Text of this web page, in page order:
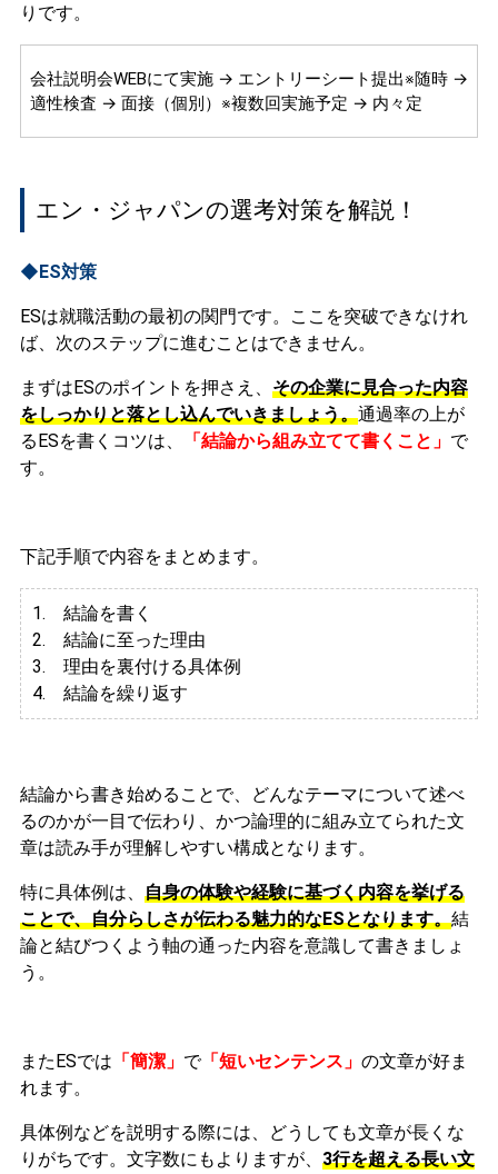
りです。
会社説明会WEBにて実施 → エントリーシート提出※随時 →
適性検査 → 面接（個別）※複数回実施予定 → 内々定
エン・ジャパンの選考対策を解説！
◆ES対策
ESは就職活動の最初の関門です。ここを突破できなけれ
ば、次のステップに進むことはできません。
まずはESのポイントを押さえ、 その企業に見合った内容
をしっかりと落とし込んでいきましょう。通過率の上が
るESを書くコツは、
「結論から組み立てて書くこと」 で
す。
下記手順で内容をまとめます。
1. 結論を書く
2. 結論に至った理由
3. 理由を裏付ける具体例
4. 結論を繰り返す
結論から書き始めることで、どんなテーマについて述べ
るのかが一目で伝わり、かつ論理的に組み立てられた文
章は読み手が理解しやすい構成となります。
特に具体例は、 自身の体験や経験に基づく内容を挙げる
ことで、自分らしさが伝わる魅力的なESとなります。結
論と結びつくよう軸の通った内容を意識して書きましょ
う。
またESでは 「簡潔」 で「短いセンテンス」 の文章が好ま
れます。
具体例などを説明する際には、どうしても文章が長くな
りがちです。文字数にもよりますが、 3行を超える長い文